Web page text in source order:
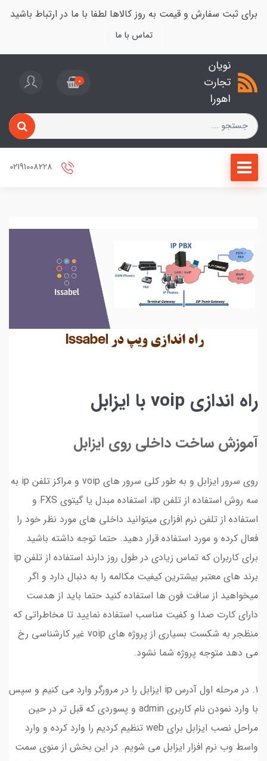
برای ثبت سفارش و قیمت به روز کالاها لطفا با ما در ارتباط باشید
تماس با ما
نویان
تجارت
اهورا
0
راه اندازی voip با ایزابل
آموزش ساخت داخلی روی ایزابل
روی سرور ایزابل و به طور کلی سرور های voip و مراکز تلفن ip به
سه روش استفاده از تلفن ip، استفاده مبدل یا گیتوی FXS و
استفاده از تلفن نرم افزاری میتوانید داخلی های مورد نظر خود را
فعال کرده و مورد استفاده قرار دهید. حتما توجه داشته باشید
برای کاربران که تماس زیادی در طول روز دارند استفاده از تلفن ip
برند های معتبر بیشترین کیفیت مکالمه را به دنبال دارد و اگر
میخواهید از سافت فون ها استفاده کنید حتما باید از هدست
دارای کارت صدا و کفیت مناسب استفاده نمایید تا مخاطراتی که
منظجر به شکست بسیاری از پروژه های voip غیر کارشناسی رخ
می دهد متوجه پروژه شما نشود.
1. در مرحله اول آدرس ip ایزابل را در مرورگر وارد می کنیم و سپس
با وارد نمودن نام کاربری admin و پسوردی که قبل تر در حین
مراحل نصب ایزابل برای web تنظیم کردیم را وارد کرده و وارد
واسط وب نرم افزار ایزابل می شویم. در این بخش از منوی سمت